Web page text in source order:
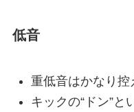
低音
重低音はかなり控
キックの“ドン”と